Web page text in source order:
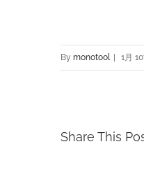
By monotool 1月
Share This